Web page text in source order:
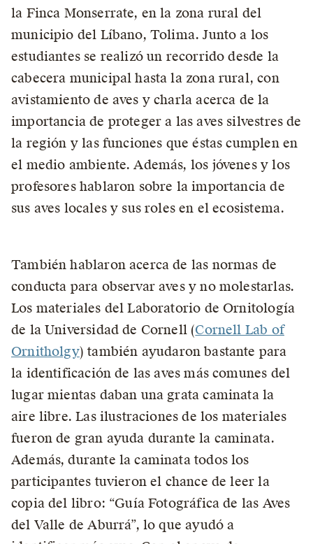
la Finca Monserrate, en la zona rural del
municipio del Líbano, Tolima. Junto a los
estudiantes se realizó un recorrido desde la
cabecera municipal hasta la zona rural, con
avistamiento de aves y charla acerca de la
importancia de proteger a las aves silvestres de
la región y las funciones que éstas cumplen en
el medio ambiente. Además, los jóvenes y los
profesores hablaron sobre la importancia de
sus aves locales y sus roles en el ecosistema.
También hablaron acerca de las normas de
conducta para observar aves y no molestarlas.
Los materiales del Laboratorio de Ornitología
de la Universidad de Cornell (Cornell Lab of
Ornitholgy) también ayudaron bastante para
la identificación de las aves más comunes del
lugar mientas daban una grata caminata la
aire libre. Las ilustraciones de los materiales
fueron de gran ayuda durante la caminata.
Además, durante la caminata todos los
participantes tuvieron el chance de leer la
copia del libro: “Guía Fotográfica de las Aves
del Valle de Aburrá”, lo que ayudó a